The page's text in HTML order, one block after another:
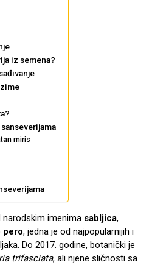
iz semena?
miris
narodskim imenima sabljica,
pero, jedna je od najpopularnijih i
Do 2017. godine, botanički je
trifasciata, ali njene sličnosti sa